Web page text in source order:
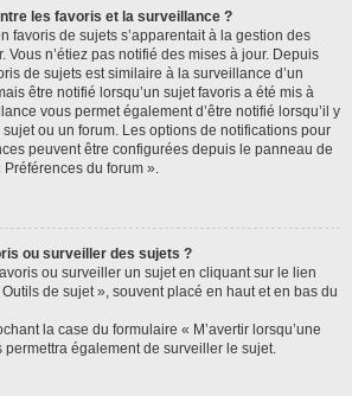
les favoris et la surveillance ?
favoris de sujets s’apparentait à la gestion des
Vous n’étiez pas notifié des mises à jour. Depuis
de sujets est similaire à la surveillance d’un
être notifié lorsqu’un sujet favoris a été mis à
vous permet également d’être notifié lorsqu’il y
ou un forum. Les options de notifications pour
peuvent être configurées depuis le panneau de
Préférences du forum ».
ou surveiller des sujets ?
ou surveiller un sujet en cliquant sur le lien
de sujet », souvent placé en haut et en bas du
la case du formulaire « M’avertir lorsqu’une
permettra également de surveiller le sujet.